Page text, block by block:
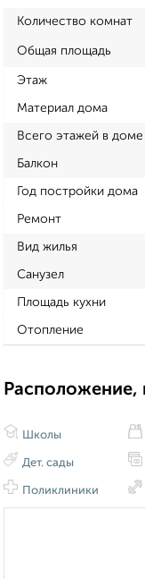
Количество комнат
Общая площадь
Этаж
Материал дома
Всего этажей в доме
Балкон
Год постройки дома
Ремонт
Вид жилья
Санузел
Площадь кухни
Отопление
Расположение,
Школы
Дет. сады
Поликлиники